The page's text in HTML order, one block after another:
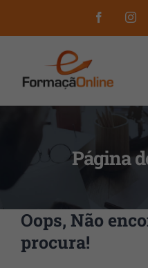
to
Facebook
Página
Oops, Não
procura!